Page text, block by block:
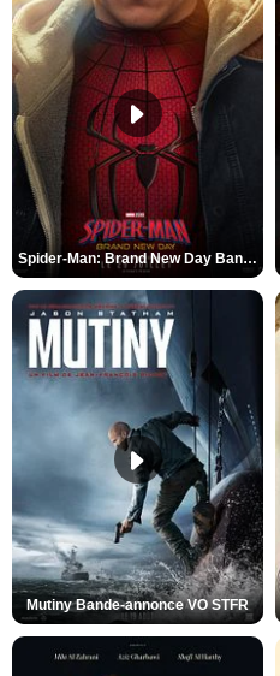
Spider-Man: Brand New Day Bande-annonce VO STFR
Mutiny Bande-annonce VO STFR